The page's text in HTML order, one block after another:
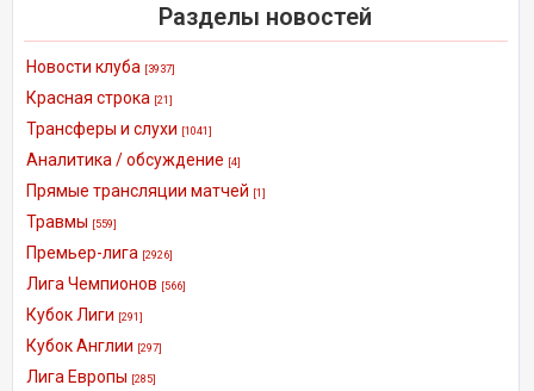
Разделы новостей
Новости клуба [3937]
Красная строка [21]
Трансферы и слухи [1041]
Аналитика / обсуждение [4]
Прямые трансляции матчей [1]
Травмы [559]
Премьер-лига [2926]
Лига Чемпионов [566]
Кубок Лиги [291]
Кубок Англии [297]
Лига Европы [285]